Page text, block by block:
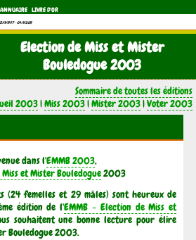
ANNUAIRE LIVRE D'OR
(21/11/1997 - 04/11/2011)
Election de Miss et Mister
Bouledogue 2003
Sommaire de toutes les éditions
2003|Miss 2003|Mister 2003|Voter 2003
dans l'EMMB 2003,
et Mister Bouledogue2003
(24 femelles et 29 mâles) sont heureux de
édition de l'EMMB - Election de Miss et
souhaitent une bonne lecture pour élire
Bouledogue 2003.